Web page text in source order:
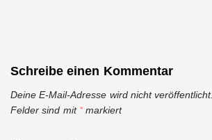
Schreibe einen Kommentar
Deine E-Mail-Adresse wird nicht veröffentlicht.
Felder sind mit *markiert